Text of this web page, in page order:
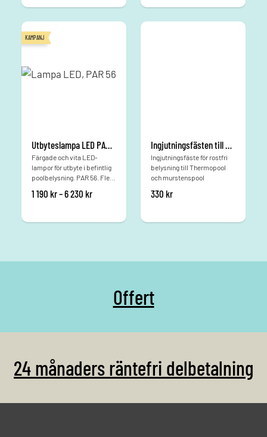
KAMPANJ
Utbyteslampa LED PAR56
Färgade och vita LED-
lampor för utbyte i befintlig
poolbelysning. PAR 56. Flera
1 190 kr–6 230 krPrisintervall: 1 190 kr till 6 230 kr
Ingjutningsfästen till 300CA
Ingjutningsfäste för rostfri
belysning till Thermopool
och murstenspool
330 kr
Offert
24 månaders räntefri delbetalning